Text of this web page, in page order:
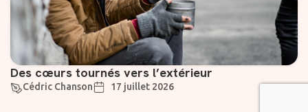
Des cœurs tournés vers l’extérieur
Cédric Chanson 17 juillet 2026